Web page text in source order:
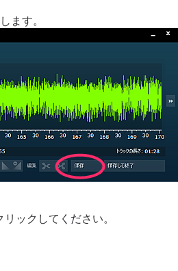
ます。
ックしてください。